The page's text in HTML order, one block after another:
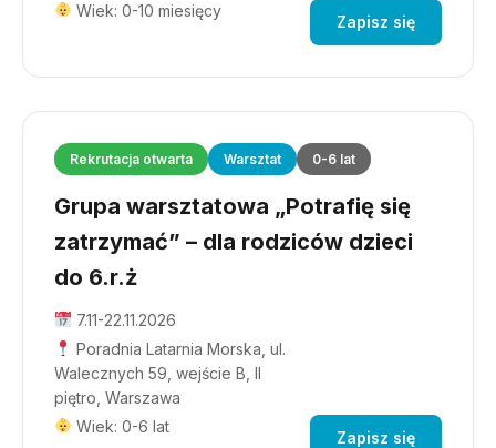
Wiek: 0-10 miesięcy
Zapisz się
Rekrutacja otwarta Warsztat 0-6 lat
Grupa warsztatowa „Potrafię się
zatrzymać” – dla rodziców dzieci
do 6.r.ż
7.11-22.11.2026
Poradnia Latarnia Morska, ul.
Walecznych 59, wejście B, II
piętro, Warszawa
Wiek: 0-6 lat
Zapisz się